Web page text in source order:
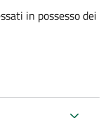
in possesso dei